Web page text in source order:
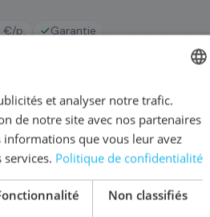
€/p. Garantie
avant 14h
€ ENGLISH
et analyser notre trafic.
de notre site avec nos partenaires
que vous leur avez
Politique de confidentialité
Non classifiés